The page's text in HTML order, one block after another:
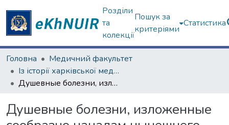
Розділи
та
колекції
Пошук за
критеріями
Статистика
Головна
Медичний факультет
Із історії харківської медичної школи
Душевные болезни, изложенные сообразно началам нынешнего учения психиатрии в общем и частном, теоретическом и практическом содержании доктором медицины Петром Бутковским
Душевные болезни, изложенные